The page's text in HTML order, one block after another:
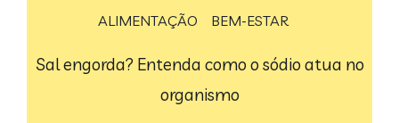
ALIMENTAÇÃO BEM-ESTAR
Sal engorda? Entenda como o sódio atua no
organismo